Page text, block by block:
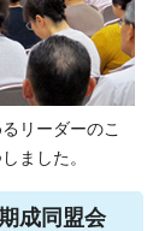
リーダーのこ
ました。
成同盟会